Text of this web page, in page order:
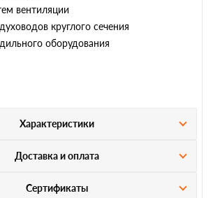
вентиляции
круглого сечения
оборудования
Характеристики
Доставка и оплата
Сертификаты